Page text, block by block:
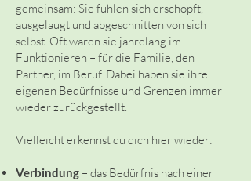
gemeinsam: Sie fühlen sich erschöpft,
ausgelaugt und abgeschnitten von sich
selbst. Oft waren sie jahrelang im
Funktionieren – für die Familie, den
Partner, im Beruf. Dabei haben sie ihre
eigenen Bedürfnisse und Grenzen immer
wieder zurückgestellt.
Vielleicht erkennst du dich hier wieder:
Verbindung – das Bedürfnis nach einer